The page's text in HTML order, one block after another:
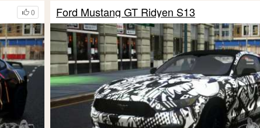
0 Ford Mustang GT Ridyen S13